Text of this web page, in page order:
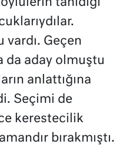
tanıdığı
Geçen
da aday olmuştu
anlattığına
Seçimi de
kerestecilik
bırakmıştı.